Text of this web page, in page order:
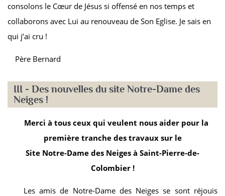
consolons le Cœur de Jésus si offensé en nos temps et
collaborons avec Lui au renouveau de Son Eglise. Je sais en
qui j’ai cru !
Père Bernard
III - Des nouvelles du site Notre-Dame des
Neiges !
Merci à tous ceux qui veulent nous aider pour la
première tranche des travaux sur le
Site Notre-Dame des Neiges à Saint-Pierre-de-
Colombier !
Les amis de Notre-Dame des Neiges se sont réjouis